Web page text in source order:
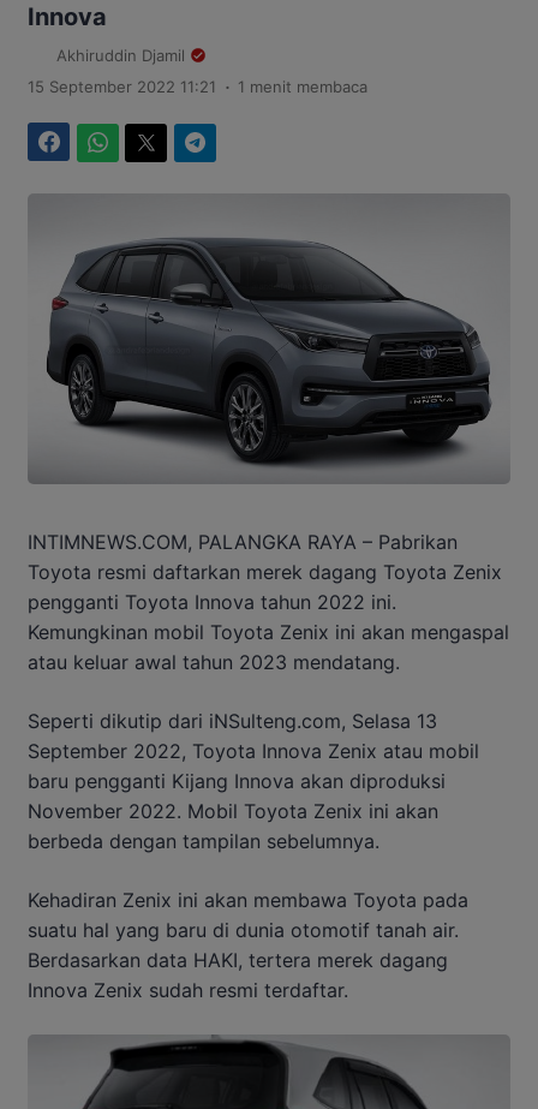
Innova
Akhiruddin Djamil
15 September 2022 11:21
. 1 menit membaca
INTIMNEWS.COM, PALANGKA RAYA – Pabrikan
Toyota resmi daftarkan merek dagang Toyota Zenix
pengganti Toyota Innova tahun 2022 ini.
Kemungkinan mobil Toyota Zenix ini akan mengaspal
atau keluar awal tahun 2023 mendatang.
Seperti dikutip dari iNSulteng.com, Selasa 13
September 2022, Toyota Innova Zenix atau mobil
baru pengganti Kijang Innova akan diproduksi
November 2022. Mobil Toyota Zenix ini akan
berbeda dengan tampilan sebelumnya.
Kehadiran Zenix ini akan membawa Toyota pada
suatu hal yang baru di dunia otomotif tanah air.
Berdasarkan data HAKI, tertera merek dagang
Innova Zenix sudah resmi terdaftar.